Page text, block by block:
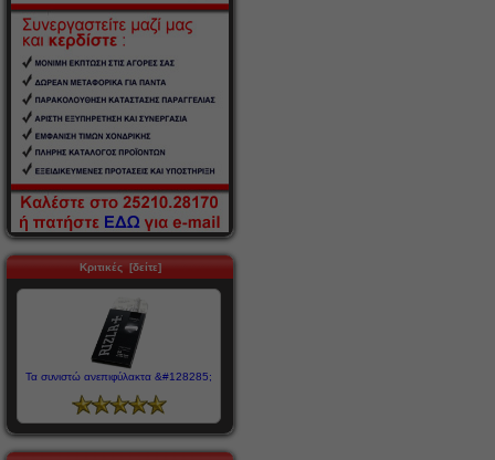
Κριτικές [δείτε]
Τα συνιστώ ανεπιφύλακτα &#128285;